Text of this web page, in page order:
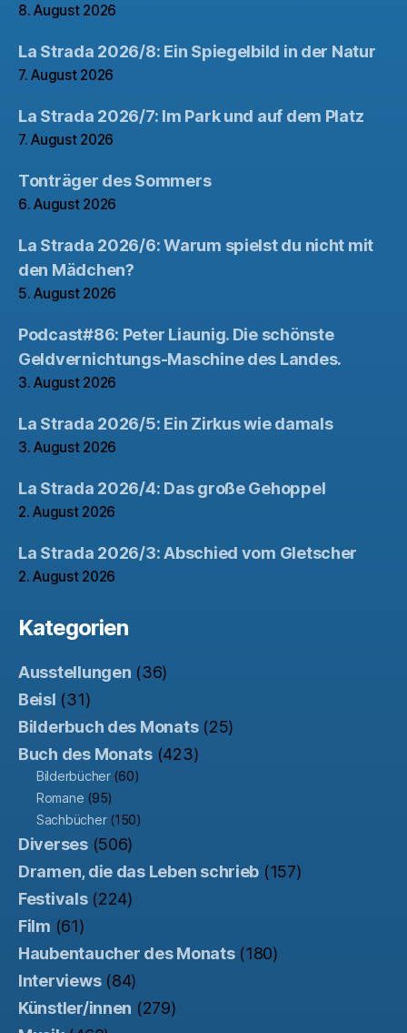
8. August 2026
La Strada 2026/8: Ein Spiegelbild in der Natur
7. August 2026
La Strada 2026/7: Im Park und auf dem Platz
7. August 2026
Tonträger des Sommers
6. August 2026
La Strada 2026/6: Warum spielst du nicht mit
den Mädchen?
5. August 2026
Podcast#86: Peter Liaunig. Die schönste
Geldvernichtungs-Maschine des Landes.
3. August 2026
La Strada 2026/5: Ein Zirkus wie damals
3. August 2026
La Strada 2026/4: Das große Gehoppel
2. August 2026
La Strada 2026/3: Abschied vom Gletscher
2. August 2026
Kategorien
Ausstellungen (36)
Beisl (31)
Bilderbuch des Monats(25)
Buch des Monats(423)
Bilderbücher(60)
Romane (95)
Sachbücher(150)
Diverses(506)
Dramen, die das Leben schrieb (157)
Festivals(224)
Film (61)
Haubentaucher des Monats(180)
Interviews(84)
Künstler/innen (279)